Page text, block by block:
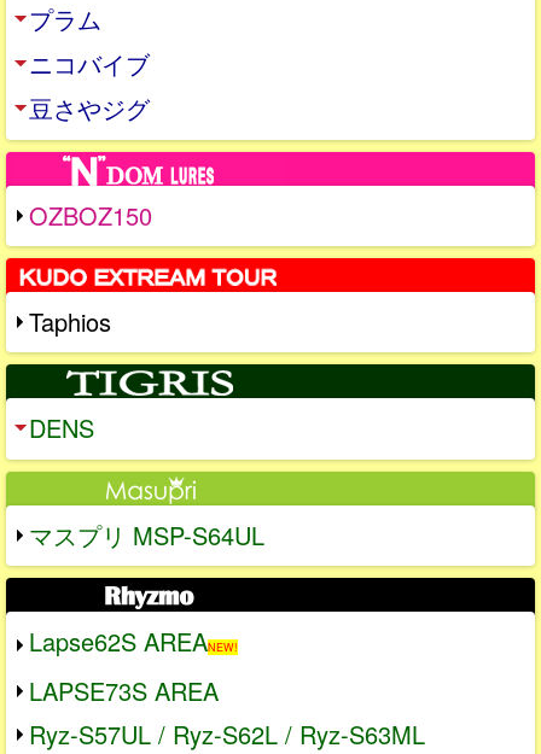
プラム
ニコバイブ
豆さやジグ
OZBOZ150
Taphios
DENS
マスプリ MSP-S64UL
Lapse62S AREANEW!
LAPSE73S AREA
Ryz-S57UL / Ryz-S62L / Ryz-S63ML